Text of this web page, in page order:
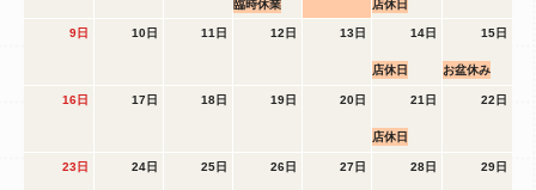
臨時休業 店休日
9日 10日 11日 12日 13日 14日
店休日
15日
お盆休み
16日 17日 18日 19日 20日 21日
店休日
22日
23日 24日 25日 26日 27日 28日 29日